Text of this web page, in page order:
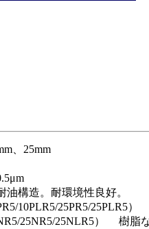
、25mm
油構造。耐環境性良好。
10PLR5/25PR5/25PLR5）
25NR5/25NLR5） 樹脂